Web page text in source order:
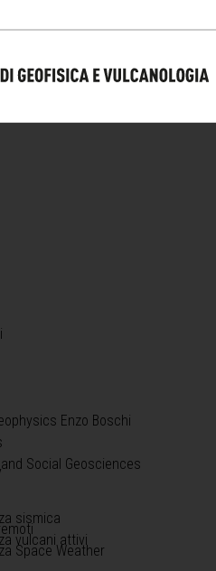
Enzo Boschi
Social Geosciences
sismica
vulcani attivi
Space Weather